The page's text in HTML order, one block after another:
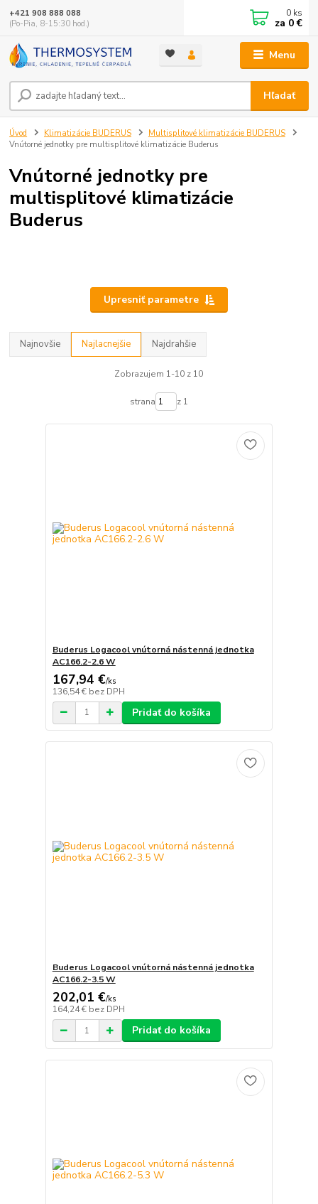
Menu
Hľadať
+421 908 888 088
(Po-Pia, 8-15:30 hod.)
0 ks
za 0 €
Úvod Klimatizácie BUDERUS
Multisplitové klimatizácie BUDERUS
Vnútorné jednotky pre multisplitové klimatizácie Buderus
Vnútorné jednotky pre
multisplitové klimatizácie
Buderus
Upresniť parametre
Najnovšie Najlacnejšie Najdrahšie
Zobrazujem 1-10 z 10
strana z 1
Buderus Logacool vnútorná nástenná jednotka
AC166.2-2.6 W
167,94 €/ks
136,54 € bez DPH
Pridať do košíka
Buderus Logacool vnútorná nástenná jednotka
AC166.2-3.5 W
202,01 €/ks
164,24 € bez DPH
Pridať do košíka